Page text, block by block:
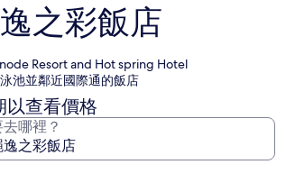
之彩飯店
Resort and Hot spring Hotel
池並鄰近國際通的飯店
以查看價格
哪裡？